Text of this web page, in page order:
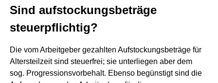
Sind aufstockungsbeträge
steuerpflichtig?
Die vom Arbeitgeber gezahlten Aufstockungsbeträge für
Altersteilzeit sind steuerfrei; sie unterliegen aber dem
sog. Progressionsvorbehalt. Ebenso begünstigt sind die